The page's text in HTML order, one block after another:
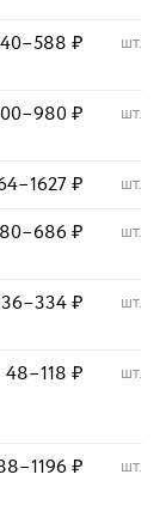
–588 ₽ шт.
–980₽ шт.
–1627₽ шт.
–686₽ шт.
–334₽ шт.
48–118 ₽ шт.
–1196₽ шт.